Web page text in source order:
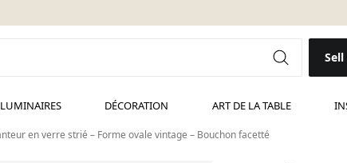
Sell
LUMINAIRES DÉCORATION ART DE LA TABLE
en verre strié – Forme ovale vintage – Bouchon facetté